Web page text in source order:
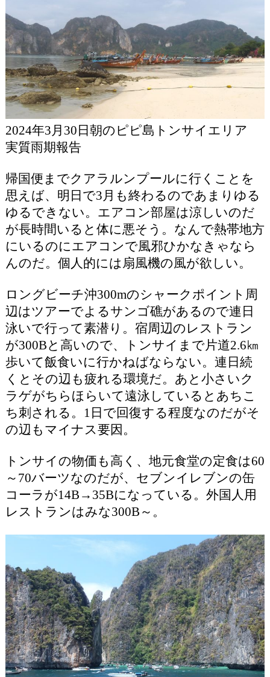
2024年3月30日朝のピピ島トンサイエリア
実質雨期報告
帰国便までクアラルンプールに行くことを
思えば、明日で3月も終わるのであまりゆる
ゆるできない。エアコン部屋は涼しいのだ
が長時間いると体に悪そう。なんで熱帯地方
にいるのにエアコンで風邪ひかなきゃなら
んのだ。個人的には扇風機の風が欲しい。
ロングビーチ沖300mのシャークポイント周
辺はツアーでよるサンゴ礁があるので連日
泳いで行って素潜り。宿周辺のレストラン
が300Bと高いので、トンサイまで片道2.6㎞
歩いて飯食いに行かねばならない。連日続
くとその辺も疲れる環境だ。あと小さいク
ラゲがちらほらいて遠泳しているとあちこ
ち刺される。1日で回復する程度なのだがそ
の辺もマイナス要因。
トンサイの物価も高く、地元食堂の定食は60
～70バーツなのだが、セブンイレブンの缶
コーラが14B→35Bになっている。外国人用
レストランはみな300B～。